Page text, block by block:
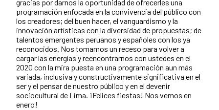
gracias por darnos la oportunidad de ofrecerles una
programación enfocada en la convivencia del público con
los creadores; del buen hacer, el vanguardismo y la
innovación artísticas con la diversidad de propuestas; de
talentos emergentes peruanos y españoles con los ya
reconocidos. Nos tomamos un receso para volver a
cargar las energías y reencontrarnos con ustedes en el
2020 con la mira puesta en una programación aun más
variada, inclusiva y constructivamente significativa en el
ser y el pensar de nuestro público y en el devenir
sociocultural de Lima. ¡Felices fiestas! Nos vemos en
enero!